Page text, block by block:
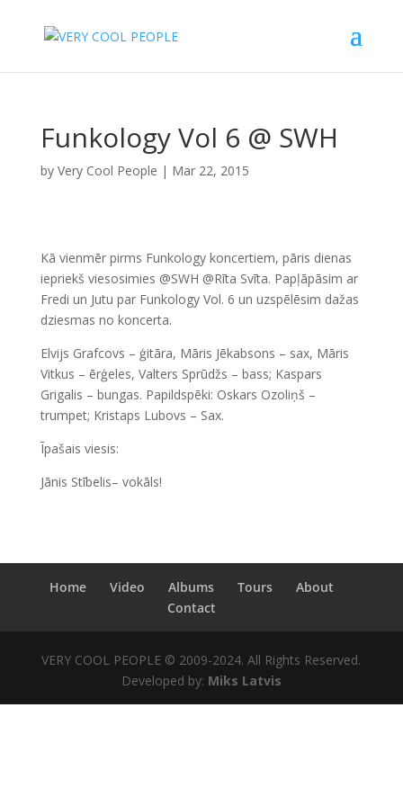
Funkology Vol 6 @ SWH
by Very Cool People | Mar 22, 2015
Kā vienmēr pirms Funkology koncertiem, pāris dienas
iepriekš viesosimies @SWH @Rīta Svīta. Papļāpāsim ar
Fredi un Jutu par Funkology Vol. 6 un uzspēlēsim dažas
dziesmas no koncerta.
Elvijs Grafcovs – ģitāra, Māris Jēkabsons – sax, Māris
Vitkus – ērģeles, Valters Sprūdžs – bass; Kaspars
Grigalis – bungas. Papildspēki: Oskars Ozoliņš –
trumpet; Kristaps Lubovs – Sax.
Īpašais viesis:
Jānis Stībelis– vokāls!
Home Video Albums Tours
About
Contact
VERY COOL PEOPLE © 2009-2024. All Rights Reserved.
Developed by: Miks Latvis